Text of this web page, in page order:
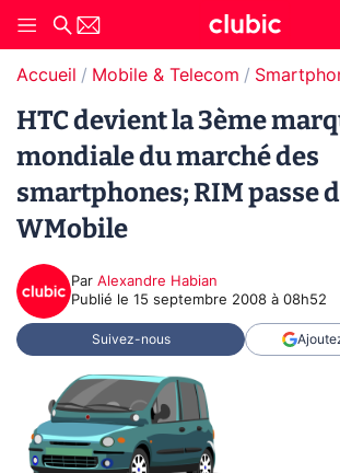
Accueil Mobile & Telecom
HTC devient la 3ème
mondiale du marché des
smartphones; RIM passe
WMobile
Par Alexandre Habian
Publié le 15 septembre 2008 à 08h52
Suivez-nous